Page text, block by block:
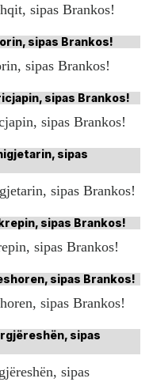
sipas Brankos!
sipas Brankos!
sipas Brankos!
sipas Brankos!
sipas Brankos!
sipas Brankos!
sipas